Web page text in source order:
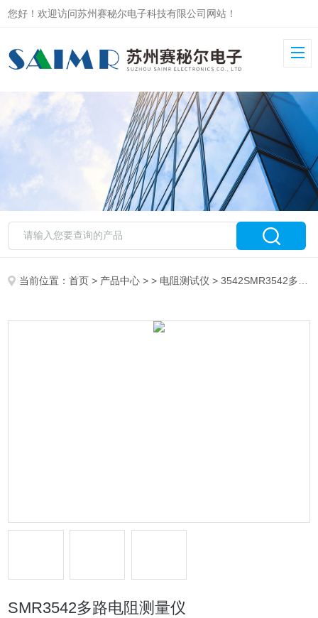
您好！欢迎访问苏州赛秘尔电子科技有限公司网站！
当前位置：首页 > 产品中心 > > 电阻测试仪 > 3542SMR3542多路电阻测量仪
SMR3542多路电阻测量仪